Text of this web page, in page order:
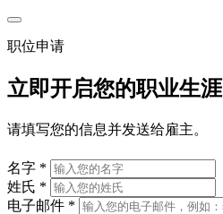
职位申请
立即开启您的职业生涯
请填写您的信息并发送给雇主。
名字 *
姓氏 *
电子邮件 *